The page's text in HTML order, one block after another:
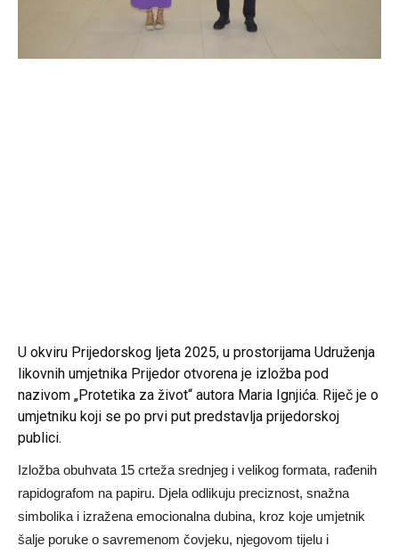
U okviru Prijedorskog ljeta 2025, u prostorijama Udruženja
likovnih umjetnika Prijedor otvorena je izložba pod
nazivom „Protetika za život“ autora Maria Ignjića. Riječ je o
umjetniku koji se po prvi put predstavlja prijedorskoj
publici.
Izložba obuhvata 15 crteža srednjeg i velikog formata, rađenih
rapidografom na papiru. Djela odlikuju preciznost, snažna
simbolika i izražena emocionalna dubina, kroz koje umjetnik
šalje poruke o savremenom čovjeku, njegovom tijelu i